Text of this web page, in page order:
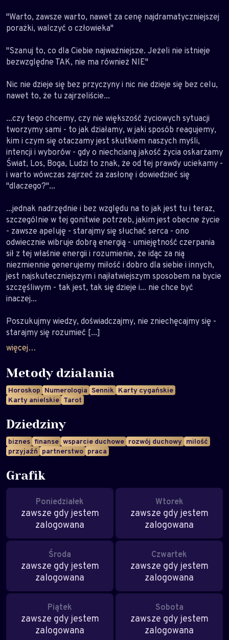
"Warto, zawsze warto, nawet za cenę najdramatyczniejszej
porażki, walczyć o człowieka"
"Szanuj to, co dla Ciebie najważniejsze. Jeżeli nie istnieje
bezwzględne TAK, nie ma również NIE"
Nic nie dzieje się bez przyczyny i nic nie dzieje się bez celu,
nawet to, że tu zajrzeliście...
...czy tego chcemy, czy nie większość życiowych sytuacji
tworzymy sami - to jak działamy, w jaki sposób reagujemy,
kim i czym się otaczamy jest skutkiem naszych myśli,
intencji i wyborów - gdy o niechcianą jakość życia oskarżamy
Świat, Los, Boga, Ludzi to znak, że od tej prawdy uciekamy -
i warto wówczas zajrzeć za zasłonę i dowiedzieć się
"dlaczego?"...
...jednak nadrzędnie i bez względu na to jak jest tu i teraz,
szczególnie w tej gonitwie potrzeb, jakim jest obecne życie
- zawsze apeluję - starajmy się słuchać serca - ono
odwiecznie wibruje dobrą energią - umiejętność czerpania
sił z tej właśnie energii i rozumienie, że idąc za nią
niezmiennie generujemy miłość i dobro dla siebie i innych,
jest najskuteczniejszym i najłatwiejszym sposobem na bycie
szczęśliwym - tak jest, tak się dzieje i... nie chce być
inaczej...
Poszukujmy wiedzy, doświadczajmy, nie zniechęcajmy się -
starajmy się rozumieć [...]
więcej…
Metody działania
Horoskop Numerologia Sennik Karty cygańskie
Karty anielskie Tarot
Dziedziny
biznes finanse wsparcie duchowe rozwój duchowy milość
przyjaźń partnerstwo praca
Grafik
Poniedziałek
zawsze gdy jestem
zalogowana
Wtorek
zawsze gdy jestem
zalogowana
Środa
zawsze gdy jestem
zalogowana
Czwartek
zawsze gdy jestem
zalogowana
Piątek
zawsze gdy jestem
zalogowana
Sobota
zawsze gdy jestem
zalogowana